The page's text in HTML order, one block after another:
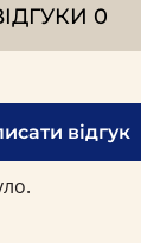
0
відгук